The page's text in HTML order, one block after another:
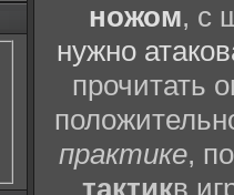
ножом, с
нужно
прочитать
практике,